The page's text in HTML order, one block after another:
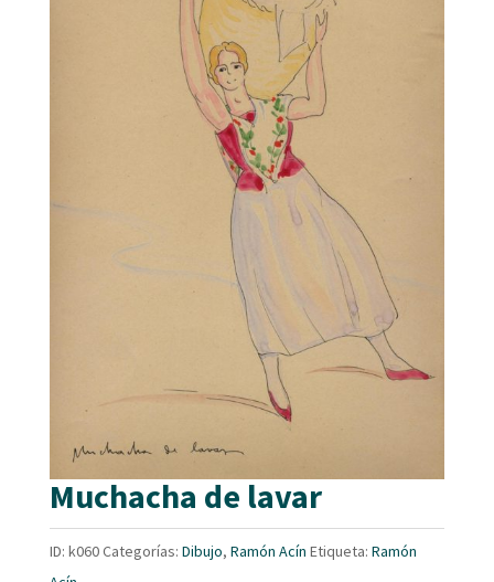
Muchacha de lavar
ID: k060Categorías: Dibujo, Ramón Acín Etiqueta: Ramón